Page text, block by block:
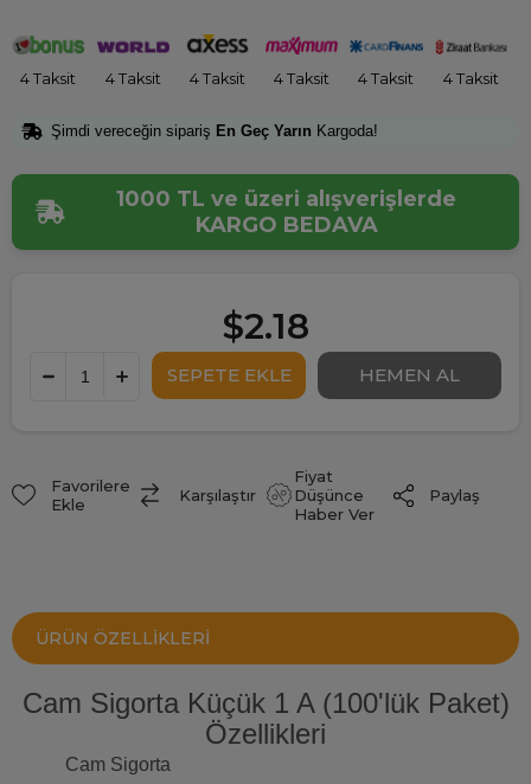
4 Taksit 4 Taksit 4 Taksit 4 Taksit 4 Taksit 4 Taksit
Şimdi vereceğin sipariş En Geç Yarın Kargoda!
1000 TL ve üzeri alışverişlerde
KARGO BEDAVA
$2.18
Favorilere
Ekle
Karşılaştır
Fiyat
Düşünce
Haber Ver
Paylaş
ÜRÜN ÖZELLIKLERI
Cam Sigorta Küçük 1 A (100'lük Paket)
Özellikleri
Cam Sigorta